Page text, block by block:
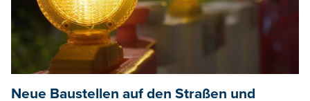
Neue Baustellen auf den Straßen und